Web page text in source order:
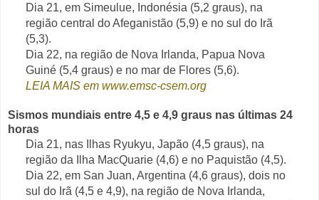
Dia 21, em Simeulue, Indonésia (5,2 graus), na
região central do Afeganistão (5,9) e no sul do Irã
(5,3).
Dia 22, na região de Nova Irlanda, Papua Nova
Guiné (5,4 graus) e no mar de Flores (5,6).
LEIA MAIS em www.emsc-csem.org
Sismos mundiais entre 4,5 e 4,9 graus nas últimas 24
horas
Dia 21, nas Ilhas Ryukyu, Japão (4,5 graus), na
região da Ilha MacQuarie (4,6) e no Paquistão (4,5).
Dia 22, em San Juan, Argentina (4,6 graus), dois no
sul do Irã (4,5 e 4,9), na região de Nova Irlanda,